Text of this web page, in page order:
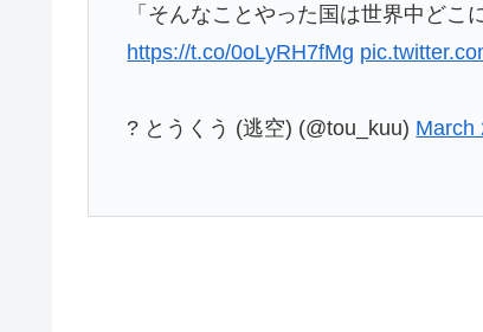
「そんなことやった国は世界中どこ
https://t.co/0oLyRH7fMg
? とうくう (逃空) (@tou_kuu) March